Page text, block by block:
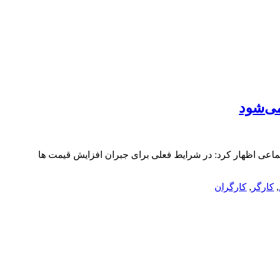
می‌شود
اظهار کرد: در شرایط فعلی برای جبران افزایش قیمت ها
, کارگر , کارگران